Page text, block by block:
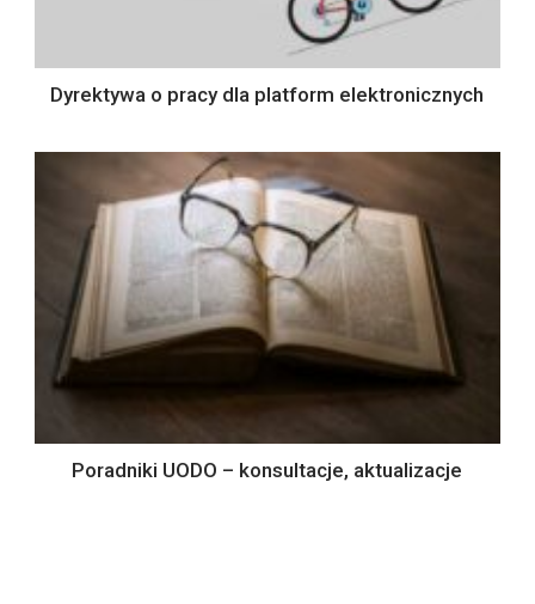
Dyrektywa o pracy dla platform elektronicznych
Poradniki UODO – konsultacje, aktualizacje